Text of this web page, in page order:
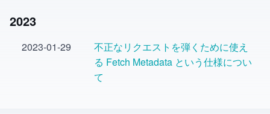
2023
2023-01-29
不正なリクエストを弾くために使え
る Fetch Metadata という仕様につい
て